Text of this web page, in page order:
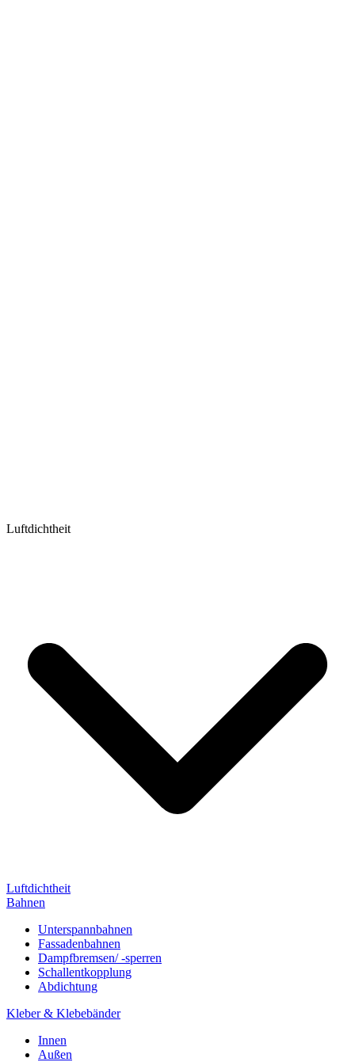
Luftdichtheit
Luftdichtheit
Bahnen
Unterspannbahnen
Fassadenbahnen
Dampfbremsen/ -sperren
Schallentkopplung
Abdichtung
Kleber & Klebebänder
Innen
Außen